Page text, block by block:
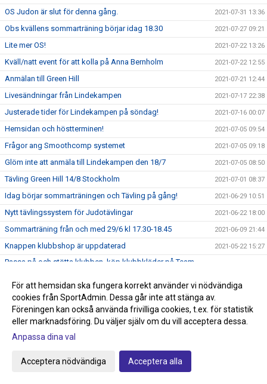
OS Judon är slut för denna gång. 2021-07-31 13:36
Obs kvällens sommarträning börjar idag 18.30 2021-07-27 09:21
Lite mer OS! 2021-07-22 13:26
Kväll/natt event för att kolla på Anna Bernholm 2021-07-22 12:55
Anmälan till Green Hill 2021-07-21 12:44
Livesändningar från Lindekampen 2021-07-17 22:38
Justerade tider för Lindekampen på söndag! 2021-07-16 00:07
Hemsidan och höstterminen! 2021-07-05 09:54
Frågor ang Smoothcomp systemet 2021-07-05 09:18
Glöm inte att anmäla till Lindekampen den 18/7 2021-07-05 08:50
Tävling Green Hill 14/8 Stockholm 2021-07-01 08:37
Idag börjar sommarträningen och Tävling på gång! 2021-06-29 10:51
Nytt tävlingssystem för Judotävlingar 2021-06-22 18:00
Sommarträning från och med 29/6 kl 17.30-18.45 2021-06-09 21:44
Knappen klubbshop är uppdaterad 2021-05-22 15:27
Passa på och stötta klubben, köp klubbkläder på Team
Anmälan till avslutningen den 29/5 anmäl så fort som
möjligt!
2021-05-22 14:34
Graderingstider vart köper jag mitt bälte? 2021-05-18 11:35
Grattis Anna!
För att hemsidan ska fungera korrekt använder vi nödvändiga
cookies från SportAdmin. Dessa går inte att stänga av.
Föreningen kan också använda frivilliga cookies, t.ex. för statistik
eller marknadsföring. Du väljer själv om du vill acceptera dessa.
Anpassa dina val
Acceptera nödvändiga Acceptera alla